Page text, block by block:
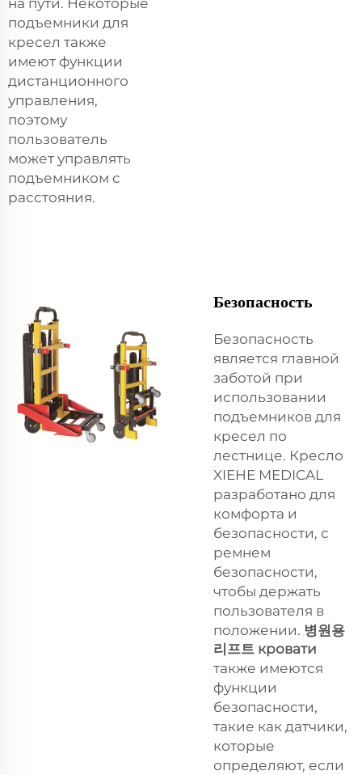
подъемники для
кресел также
имеют функции
дистанционного
управления,
поэтому
пользователь
может управлять
подъемником с
расстояния.
Безопасность
Безопасность
является главной
заботой при
использовании
подъемников для
кресел по
лестнице. Кресло
XIEHE MEDICAL
разработано для
комфорта и
безопасности, с
ремнем
безопасности,
чтобы держать
пользователя в
положении. 병원용
리프트 кровати
также имеются
функции
безопасности,
такие как датчики,
которые
определяют, если